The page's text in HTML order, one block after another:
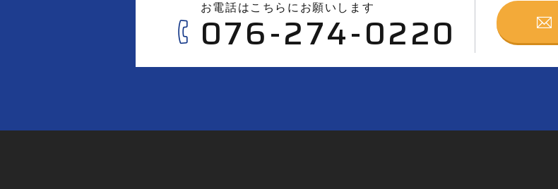
お電話はこちらにお願いします
076-274-0220